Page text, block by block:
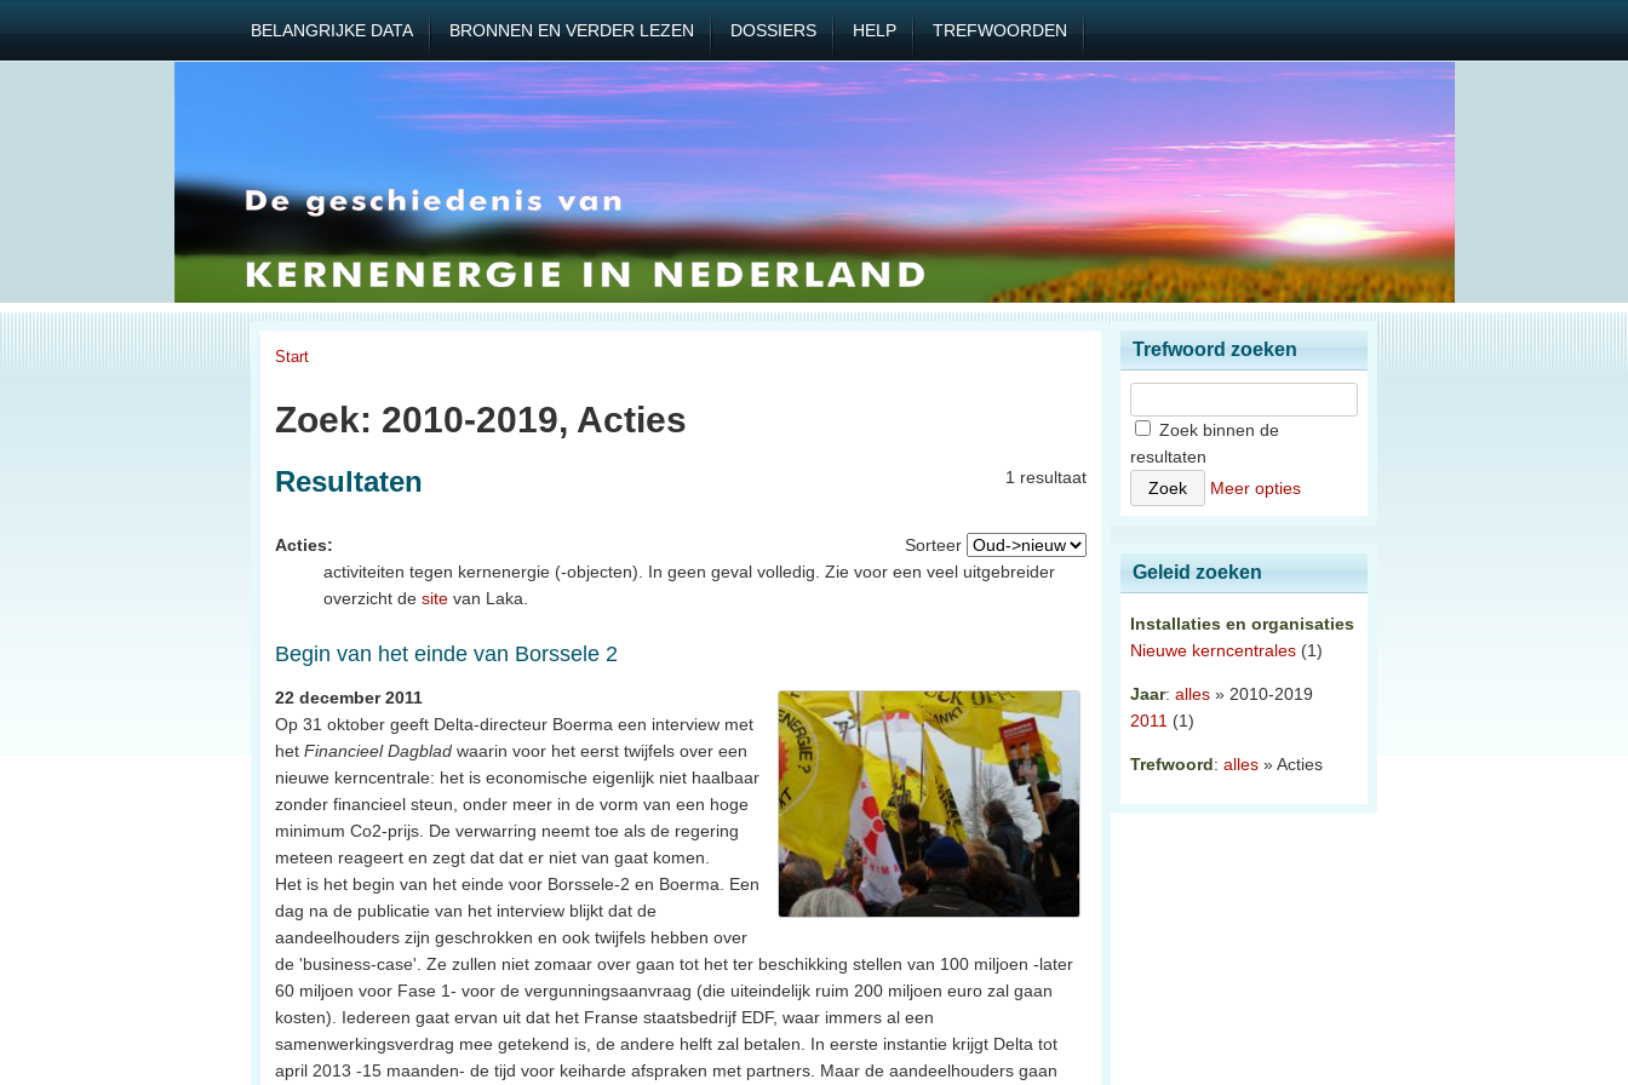
BELANGRIJKE DATA BRONNEN EN VERDER LEZEN DOSSIERS HELP TREFWOORDEN
Start
Zoek: 2010-2019, Acties
1 resultaat
Resultaten
Sorteer
Acties:
activiteiten tegen kernenergie (-objecten). In geen geval volledig. Zie voor een veel uitgebreider
overzicht de site van Laka.
Begin van het einde van Borssele 2
22 december 2011
Op 31 oktober geeft Delta-directeur Boerma een interview met
het Financieel Dagblad waarin voor het eerst twijfels over een
nieuwe kerncentrale: het is economische eigenlijk niet haalbaar
zonder financieel steun, onder meer in de vorm van een hoge
minimum Co2-prijs. De verwarring neemt toe als de regering
meteen reageert en zegt dat dat er niet van gaat komen.
Het is het begin van het einde voor Borssele-2 en Boerma. Een
dag na de publicatie van het interview blijkt dat de
aandeelhouders zijn geschrokken en ook twijfels hebben over
de 'business-case'. Ze zullen niet zomaar over gaan tot het ter beschikking stellen van 100 miljoen -later
60 miljoen voor Fase 1- voor de vergunningsaanvraag (die uiteindelijk ruim 200 miljoen euro zal gaan
kosten). Iedereen gaat ervan uit dat het Franse staatsbedrijf EDF, waar immers al een
samenwerkingsverdrag mee getekend is, de andere helft zal betalen. In eerste instantie krijgt Delta tot
april 2013 -15 maanden- de tijd voor keiharde afspraken met partners. Maar de aandeelhouders gaan
Trefwoord zoeken
Zoek binnen de
resultaten
Meer opties
Geleid zoeken
Installaties en organisaties
Nieuwe kerncentrales (1)
Jaar: alles » 2010-2019
2011 (1)
Trefwoord: alles » Acties